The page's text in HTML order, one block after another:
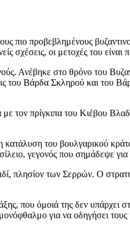
πιο προβεβλημένους
σχέσεις, οι μετοχές του
Ανέβηκε στο θρόνο του
του Βάρδα Σκληρού και του
τον πρίγκιπα του Κιέβου
του βουλγαρικού
γεγονός που σημάδεψε για
πλησίον των Σερρών. Ο
που όμοιά της δεν υπάρχει
για να οδηγήσει